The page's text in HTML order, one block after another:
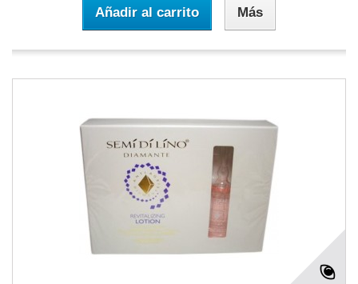
Añadir al carrito Más